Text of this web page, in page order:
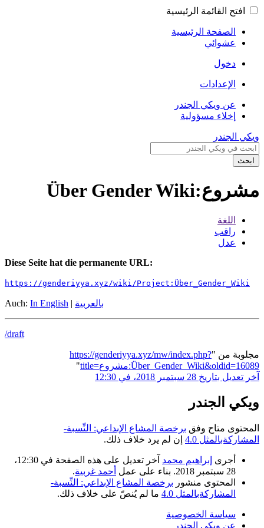
افتح القائمة الرئيسية
الصفحة الرئيسية
عشوائي
دخول
الإعدادات
عن ويكي الجندر
إخلاء مسؤولية
ويكي الجندر
ابحث
مشروع:Über Gender Wiki
اللغة
راقب
عدل
Diese Seite hat die permanente URL:
https://genderiyya.xyz/wiki/Project:Über_Gender_Wiki
Auch: In English | بالعربية
/draft
مجلوبة من "https://genderiyya.xyz/mw/index.php?
title=مشروع:Über_Gender_Wiki&oldid=16089
"
آخر تعديل بتاريخ 28 سبتمبر 2018، في 12:30
ويكي الجندر
المحتوى متاح وفق برخصة المشاع الإبداعي: النِّسبة-
المشاركةبالمثل 4.0
إن لم يرد خلاف ذلك.
أجرى إبراهيم محمد
آخر تعديل على هذه الصفحة في 12:30،
28 سبتمبر 2018. بناء على عمل
أحمد غربية.
المحتوى منشور برخصة المشاع الإبداعي: النِّسبة-
المشاركةبالمثل 4.0
ما لم يُنصّ على خلاف ذلك.
سياسة الخصوصية
عن ويكي الجندر